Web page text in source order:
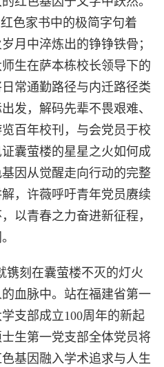
色家书中的极简字句着
月中淬炼出的铮铮铁骨；
生在萨本栋校长领导下的
常通勤路径与内迁路径类
发，解码先辈不畏艰难、
百年校刊，与会党员于校
囊萤楼的星星之火如何成
因从觉醒走向行动的完整
，许薇呼吁青年党员赓续
以青春之力奋进新征程，
镌刻在囊萤楼不灭的灯火
血脉中。站在福建省第一
支部成立100周年的新起
生第一党支部全体党员将
基因融入学术追求与人生